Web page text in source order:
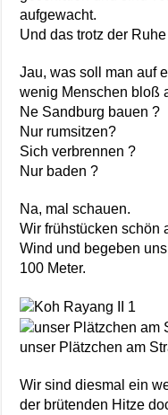
aufgewacht.
Und das trotz der Ruhe
Jau, was soll man auf
wenig Menschen bloß
Ne Sandburg bauen ?
Nur rumsitzen?
Sich verbrennen ?
Nur baden ?
Na, mal schauen.
Wir frühstücken schön
Wind und begeben
100 Meter.
unser Plätzchen am
Wir sind diesmal ein
der brütenden Hitze